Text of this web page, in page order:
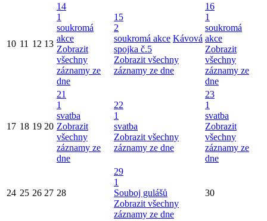
10 11 12 13
14
1
soukromá
akce
Zobrazit
všechny
záznamy ze
dne
15
2
soukromá akce Kávová
spojka č.5
Zobrazit všechny
záznamy ze dne
16
1
soukromá
akce
Zobrazit
všechny
záznamy ze
dne
17 18 19 20
21
1
svatba
Zobrazit
všechny
záznamy ze
dne
22
1
svatba
Zobrazit všechny
záznamy ze dne
23
1
svatba
Zobrazit
všechny
záznamy ze
dne
24 25 26 27 28
29
1
Souboj gulášů
Zobrazit všechny
záznamy ze dne
30